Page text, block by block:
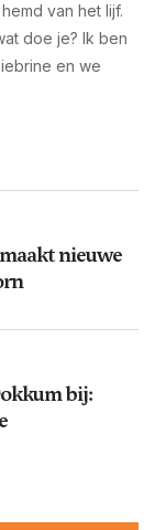
van het lijf.
doe je? Ik ben
en we
nieuwe
bij: